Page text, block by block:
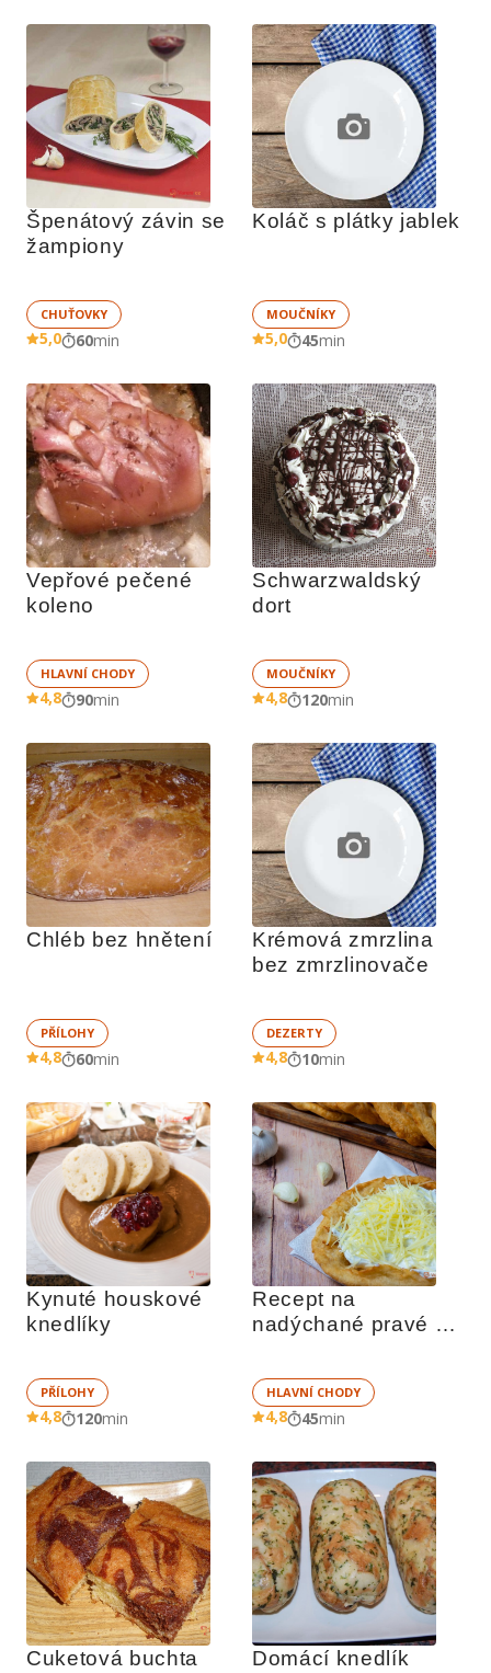
Špenátový závin se
žampiony
CHUŤOVKY
5,0 60min
Koláč s plátky jablek
MOUČNÍKY
5,0 45min
Vepřové pečené
koleno
HLAVNÍ CHODY
4,8 90min
Schwarzwaldský
dort
MOUČNÍKY
4,8 120min
Chléb bez hnětení
PŘÍLOHY
4,8 60min
Krémová zmrzlina
bez zmrzlinovače
DEZERTY
4,8 10min
Kynuté houskové
knedlíky
PŘÍLOHY
4,8 120min
Recept na
nadýchané pravé
HLAVNÍ CHODY
4,8 45min
Cuketová buchta
Domácí knedlík